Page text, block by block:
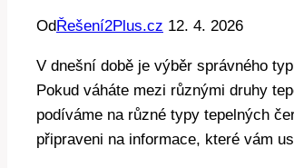
OdŘešení2Plus.cz 12. 4. 2026
V dnešní době je výběr správného
Pokud váháte mezi různými druhy
podíváme na různé typy tepelných
připraveni na informace, které vám